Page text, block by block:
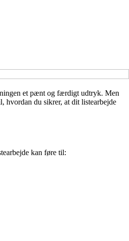
et pænt og færdigt udtryk. Men
hvordan du sikrer, at dit listearbejde
kan føre til: